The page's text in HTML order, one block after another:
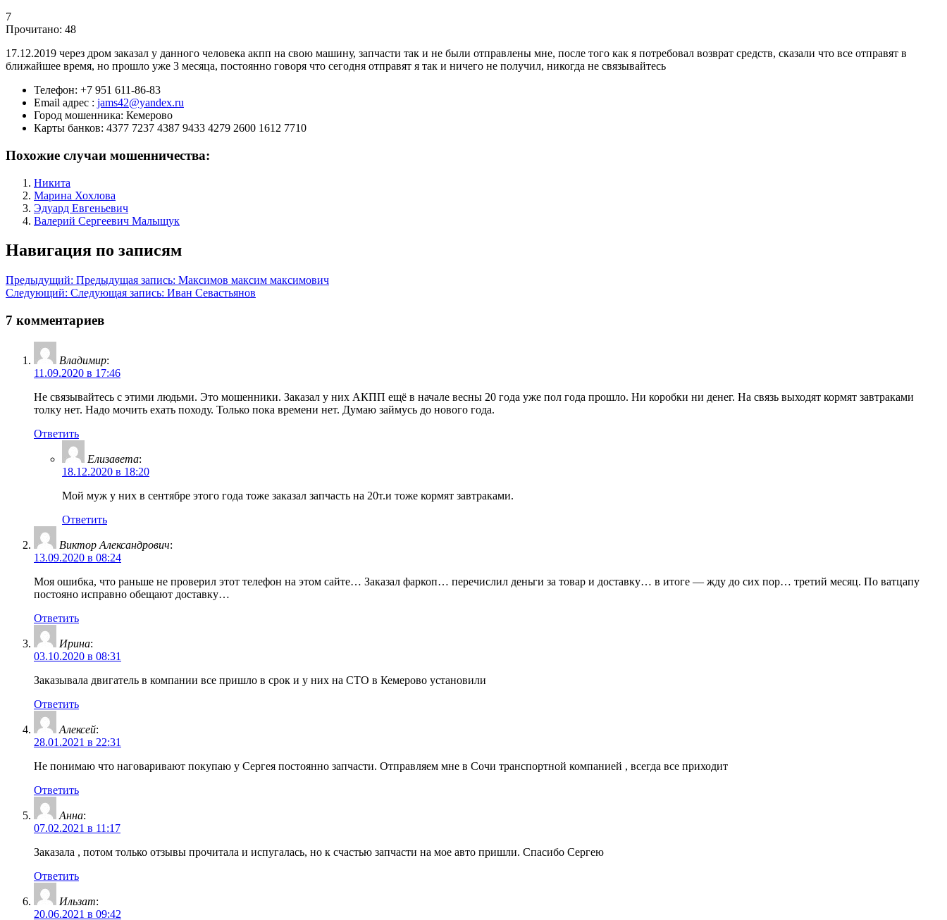
7
Прочитано: 48
17.12.2019 через дром заказал у данного человека акпп на свою машину, запчасти так и не были отправлены мне, после того как я потребовал возврат средств, сказали что все отправят в
ближайшее время, но прошло уже 3 месяца, постоянно говоря что сегодня отправят я так и ничего не получил, никогда не связывайтесь
Телефон: +7 951 611-86-83
Email адрес : jams42@yandex.ru
Город мошенника: Кемерово
Карты банков: 4377 7237 4387 9433 4279 2600 1612 7710
Похожие случаи мошенничества:
Никита
Марина Хохлова
Эдуард Евгеньевич
Валерий Сергеевич Малыщук
Навигация по записям
Предыдущий: Предыдущая запись: Максимов максим максимович
Следующий: Следующая запись: Иван Севастьянов
7 комментариев
Владимир:
11.09.2020 в 17:46
Не связывайтесь с этими людьми. Это мошенники. Заказал у них АКПП ещё в начале весны 20 года уже пол года прошло. Ни коробки ни денег. На связь выходят кормят завтраками
толку нет. Надо мочить ехать походу. Только пока времени нет. Думаю займусь до нового года.
Ответить
Елизавета:
18.12.2020 в 18:20
Мой муж у них в сентябре этого года тоже заказал запчасть на 20т.и тоже кормят завтраками.
Ответить
Виктор Александрович:
13.09.2020 в 08:24
Моя ошибка, что раньше не проверил этот телефон на этом сайте… Заказал фаркоп… перечислил деньги за товар и доставку… в итоге — жду до сих пор… третий месяц. По ватцапу
постояно исправно обещают доставку…
Ответить
Ирина:
03.10.2020 в 08:31
Заказывала двигатель в компании все пришло в срок и у них на СТО в Кемерово установили
Ответить
Алексей:
28.01.2021 в 22:31
Не понимаю что наговаривают покупаю у Сергея постоянно запчасти. Отправляем мне в Сочи транспортной компанией , всегда все приходит
Ответить
Анна:
07.02.2021 в 11:17
Заказала , потом только отзывы прочитала и испугалась, но к счастью запчасти на мое авто пришли. Спасибо Сергею
Ответить
Ильзат:
20.06.2021 в 09:42